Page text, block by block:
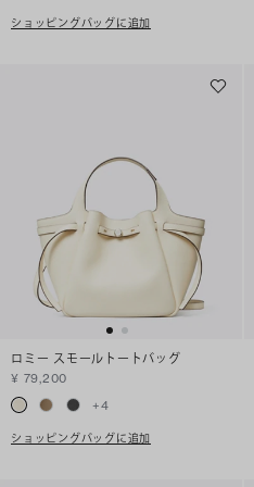
ショッピングバッグに追加
ロミー スモールトートバッグ
¥ 79,200
+4
ショッピングバッグに追加